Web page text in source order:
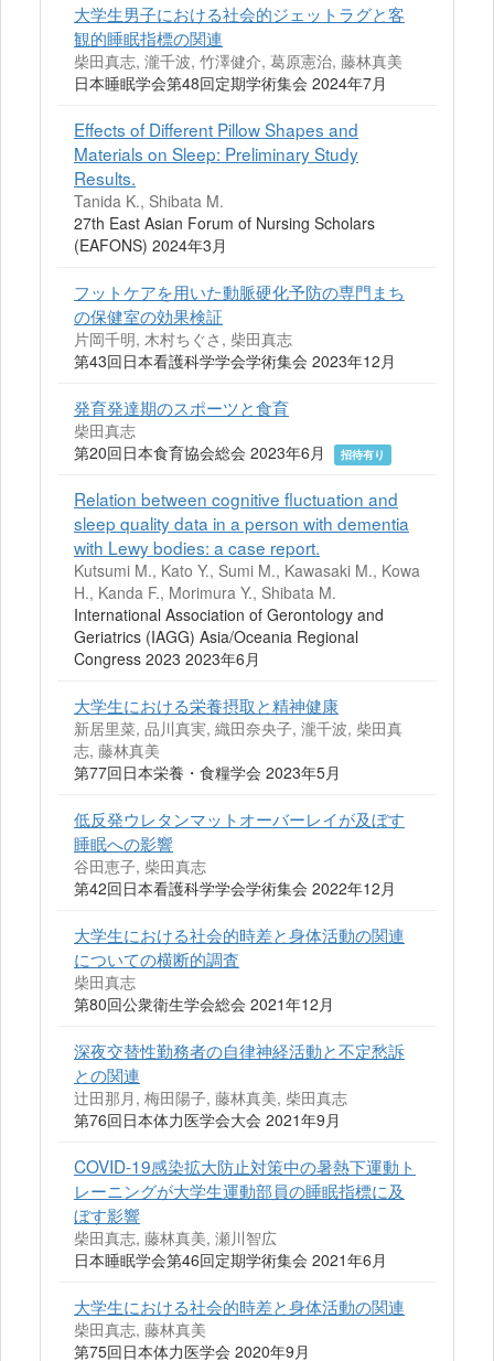
大学生男子における社会的ジェットラグと客
観的睡眠指標の関連
柴田真志, 瀧千波, 竹澤健介, 葛原憲治, 藤林真美
日本睡眠学会第48回定期学術集会 2024年7月
Effects of Different Pillow Shapes and
Materials on Sleep: Preliminary Study
Results.
Tanida K., Shibata M.
27th East Asian Forum of Nursing Scholars
(EAFONS) 2024年3月
フットケアを用いた動脈硬化予防の専門まち
の保健室の効果検証
片岡千明, 木村ちぐさ, 柴田真志
第43回日本看護科学学会学術集会 2023年12月
発育発達期のスポーツと食育
柴田真志
第20回日本食育協会総会 2023年6月
招待有り
Relation between cognitive fluctuation and
sleep quality data in a person with dementia
with Lewy bodies: a case report.
Kutsumi M., Kato Y., Sumi M., Kawasaki M., Kowa
H., Kanda F., Morimura Y., Shibata M.
International Association of Gerontology and
Geriatrics (IAGG) Asia/Oceania Regional
Congress 2023 2023年6月
大学生における栄養摂取と精神健康
新居里菜, 品川真実, 織田奈央子, 瀧千波, 柴田真
志, 藤林真美
第77回日本栄養・食糧学会 2023年5月
低反発ウレタンマットオーバーレイが及ぼす
睡眠への影響
谷田恵子, 柴田真志
第42回日本看護科学学会学術集会 2022年12月
大学生における社会的時差と身体活動の関連
についての横断的調査
柴田真志
第80回公衆衛生学会総会 2021年12月
深夜交替性勤務者の自律神経活動と不定愁訴
との関連
辻田那月, 梅田陽子, 藤林真美, 柴田真志
第76回日本体力医学会大会 2021年9月
COVID-19感染拡大防止対策中の暑熱下運動ト
レーニングが大学生運動部員の睡眠指標に及
ぼす影響
柴田真志, 藤林真美, 瀬川智広
日本睡眠学会第46回定期学術集会 2021年6月
大学生における社会的時差と身体活動の関連
柴田真志, 藤林真美
第75回日本体力医学会 2020年9月